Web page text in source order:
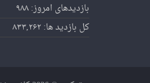
بازدیدهای امروز:۹۸۸
کل بازدید ها:۸۳۳,۲۶۲